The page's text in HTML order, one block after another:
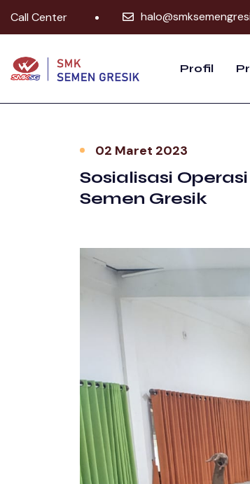
Call Center
Profil
02 Maret 2023
Sosialisasi
Semen Gresik